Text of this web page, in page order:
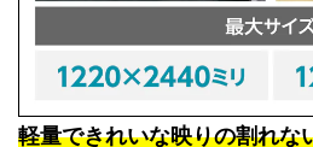
軽量できれいな映りの割れな